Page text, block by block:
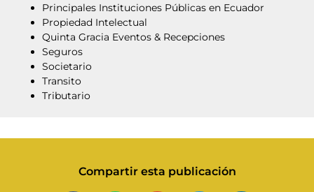
Principales Instituciones Públicas en Ecuador
Propiedad Intelectual
Quinta Gracia Eventos & Recepciones
Seguros
Societario
Transito
Tributario
Compartir esta publicación